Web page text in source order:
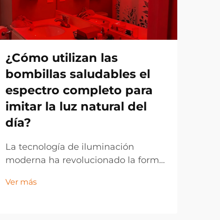
¿Cómo utilizan las
bombillas saludables el
espectro completo para
imitar la luz natural del
día?
La tecnología de iluminación
moderna ha revolucionado la forma
los beneficios de la luz natural del
Ver más